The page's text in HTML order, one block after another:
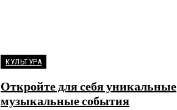
КУЛЬТУРА
Откройте для себя уникальные
музыкальные события